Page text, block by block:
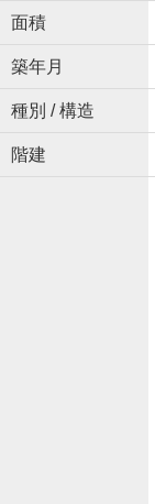
面積
築年月
種別 / 構造
階建